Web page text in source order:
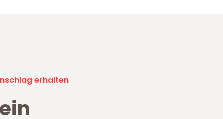
erhalten